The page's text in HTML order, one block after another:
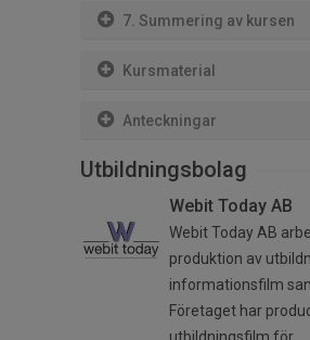
7. Summering av kursen
Kursmaterial
Anteckningar
Utbildningsbolag
Webit Today AB
Webit Today AB
produktion av
informationsfilm
Företaget har